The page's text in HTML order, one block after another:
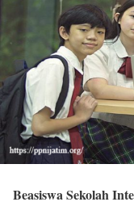
Beasiswa Sekolah